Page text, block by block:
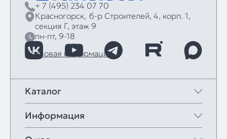
+ 7 (495) 234 07 70
Красногорск, б‑р Строителей, 4, корп. 1,
секция Г, этаж 9
пн-пт, 9-18
Правовая информация
Каталог
Информация